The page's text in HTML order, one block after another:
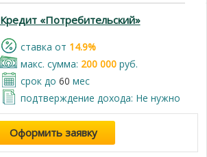
Кредит «Потребительский»
cтавка от 14.9%
макс. сумма: 200 000руб.
срок до 60 мес
подтверждение дохода: Не нужно
Оформить заявку